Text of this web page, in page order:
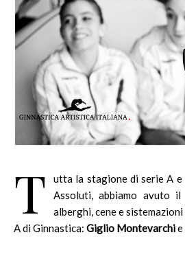
T
utta la stagione di serie A e
Assoluti, abbiamo avuto
alberghi, cene e
A di Ginnastica: Giglio Montevarchie